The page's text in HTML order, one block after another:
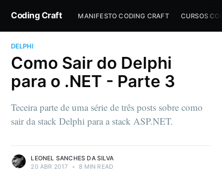
Coding Craft MANIFESTO CODING CRAFT CURSOS
DELPHI
Como Sair do Delphi
para o .NET - Parte 3
Teceira parte de uma série de três posts sobre como
sair da stack Delphi para a stack ASP.NET.
LEONEL SANCHES DA SILVA
20 ABR 2017
• 8 MIN READ